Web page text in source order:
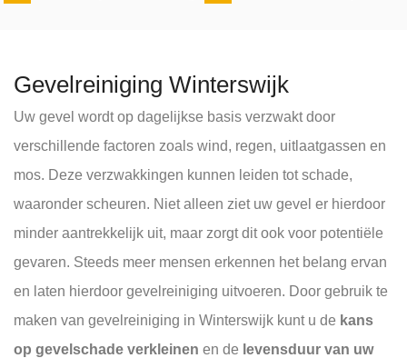
Gevelreiniging Winterswijk
Uw gevel wordt op dagelijkse basis verzwakt door
verschillende factoren zoals wind, regen, uitlaatgassen en
mos. Deze verzwakkingen kunnen leiden tot schade,
waaronder scheuren. Niet alleen ziet uw gevel er hierdoor
minder aantrekkelijk uit, maar zorgt dit ook voor potentiële
gevaren. Steeds meer mensen erkennen het belang ervan
en laten hierdoor gevelreiniging uitvoeren. Door gebruik te
maken van gevelreiniging in Winterswijk kunt u de kans
op gevelschade verkleinen en de levensduur van uw